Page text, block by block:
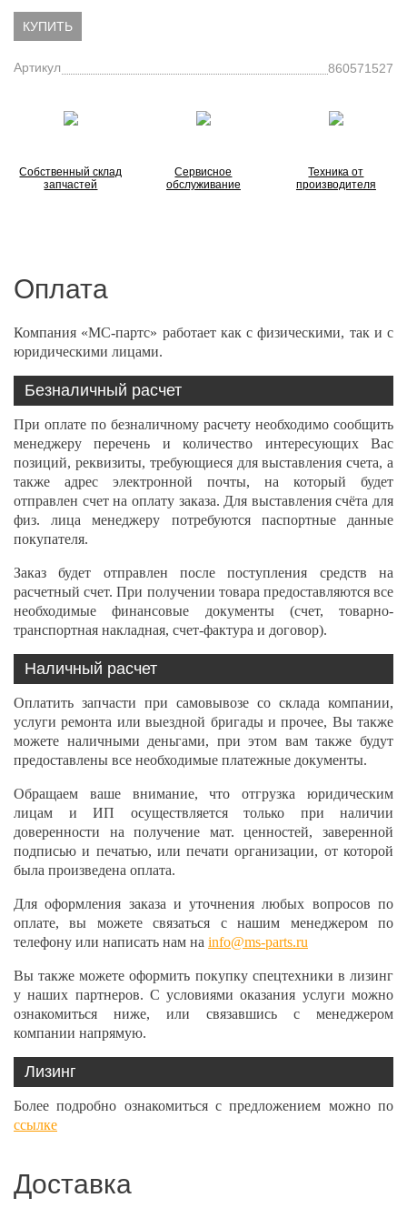
КУПИТЬ
Артикул 860571527
Собственный склад
запчастей
Сервисное
обслуживание
Техника от
производителя
Оплата
Компания «МС-партс» работает как с физическими, так и с
юридическими лицами.
Безналичный расчет
При оплате по безналичному расчету необходимо сообщить
менеджеру перечень и количество интересующих Вас
позиций, реквизиты, требующиеся для выставления счета, а
также адрес электронной почты, на который будет
отправлен счет на оплату заказа. Для выставления счёта для
физ. лица менеджеру потребуются паспортные данные
покупателя.
Заказ будет отправлен после поступления средств на
расчетный счет. При получении товара предоставляются все
необходимые финансовые документы (счет, товарно-
транспортная накладная, счет-фактура и договор).
Наличный расчет
Оплатить запчасти при самовывозе со склада компании,
услуги ремонта или выездной бригады и прочее, Вы также
можете наличными деньгами, при этом вам также будут
предоставлены все необходимые платежные документы.
Обращаем ваше внимание, что отгрузка юридическим
лицам и ИП осуществляется только при наличии
доверенности на получение мат. ценностей, заверенной
подписью и печатью, или печати организации, от которой
была произведена оплата.
Для оформления заказа и уточнения любых вопросов по
оплате, вы можете связаться с нашим менеджером по
телефону или написать нам на info@ms-parts.ru
Вы также можете оформить покупку спецтехники в лизинг
у наших партнеров. С условиями оказания услуги можно
ознакомиться ниже, или связавшись с менеджером
компании напрямую.
Лизинг
Более подробно ознакомиться с предложением можно по
ссылке
Доставка